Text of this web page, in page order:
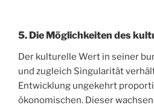
5. Die Möglichkeiten des
Der kulturelle Wert in seiner
und zugleich Singularität
Entwicklung ungekehrt
ökonomischen. Dieser